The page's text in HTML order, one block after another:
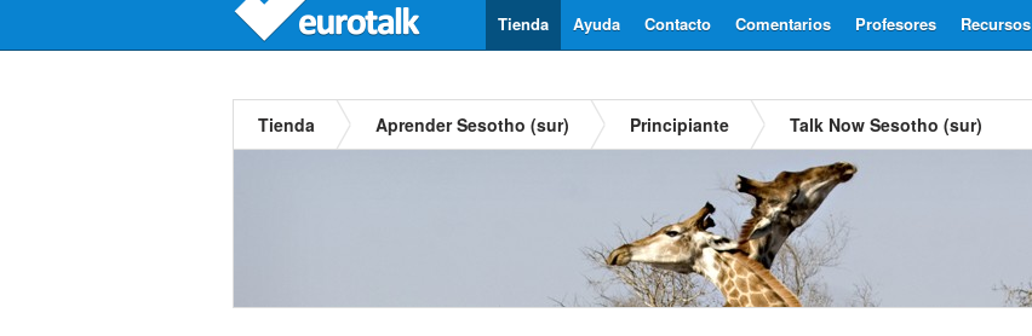
Recursos
Profesores
Comentarios
Contacto
Ayuda
Tienda
Tienda Aprender Sesotho (sur) Principiante Talk Now Sesotho (sur)